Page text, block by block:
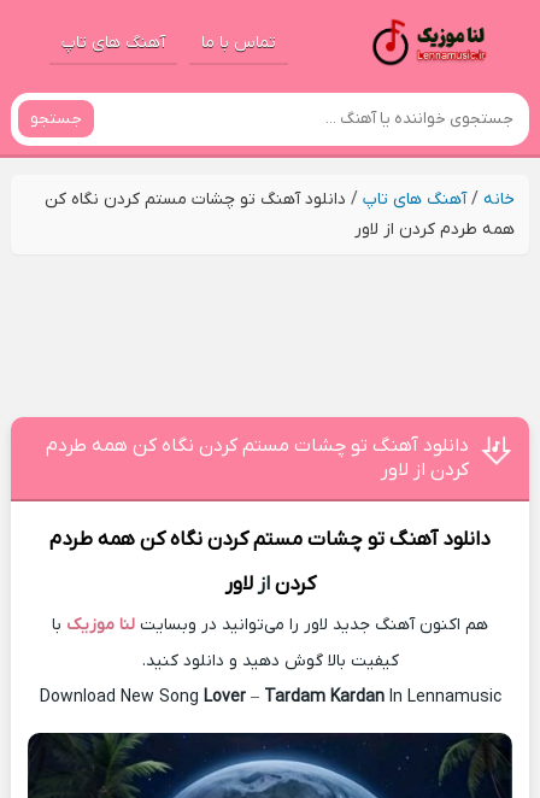
تماس با ما آهنگ های تاپ
جستجو
خانه/آهنگ های تاپ/ دانلود آهنگ تو چشات مستم کردن نگاه کن
همه طردم کردن از لاور
دانلود آهنگ تو چشات مستم کردن نگاه کن همه طردم
کردن از لاور
دانلود آهنگتو چشات مستم کردن نگاه کن همه طردم
کردنازلاور
هم اکنون آهنگ جدید لاور را می‌توانید در وبسایت لنا موزیک با
کیفیت بالا گوش دهید و دانلود کنید.
Download New Song Lover– Tardam KardanIn Lennamusic